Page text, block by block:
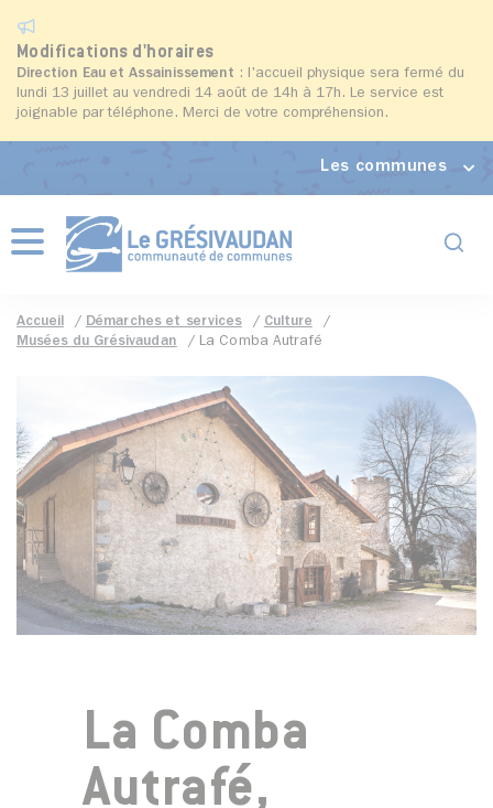
Modifications d'horaires
Direction Eau et Assainissement : l'accueil physique sera fermé du
lundi 13 juillet au vendredi 14 août de 14h à 17h. Le service est
joignable par téléphone. Merci de votre compréhension.
Les communes
Menu
Accueil Démarches et services
Culture
Musées du Grésivaudan
La Comba Autrafé
La Comba
Autrafé,